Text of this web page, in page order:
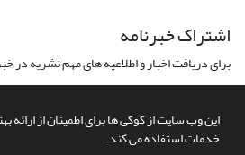
این وب سایت از کوکی ها برای اطمینان از ارائه
خدمات استفاده می کند.
اشتراک خبرنامه
برای دریافت اخبار و اطلاعیه های مهم نشریه